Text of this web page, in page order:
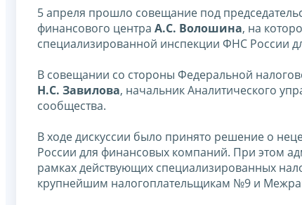
5 апреля прошло совещание под
финансового центра А.С. Волошина, на
специализированной инспекции ФНС России
В совещании со стороны Федеральной
Н.С. Завилова, начальник Аналитического
сообщества.
В ходе дискуссии было принято решение о
России для финансовых компаний. При этом
рамках действующих специализированных
крупнейшим налогоплательщикам №9 и